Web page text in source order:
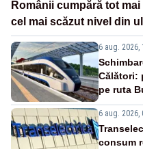
Românii cumpără tot
cel mai scăzut nivel din
6 aug. 2026,
Călători:
pe ruta
6 aug. 2026,
consum